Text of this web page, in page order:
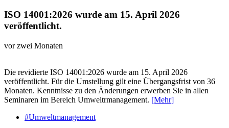
ISO 14001:2026 wurde am 15. April 2026
veröffentlicht.
vor zwei Monaten
Die revidierte ISO 14001:2026 wurde am 15. April 2026
veröffentlicht. Für die Umstellung gilt eine Übergangsfrist von 36
Monaten. Kenntnisse zu den Änderungen erwerben Sie in allen
Seminaren im Bereich Umweltrmanagement. [Mehr]
#Umweltmanagement